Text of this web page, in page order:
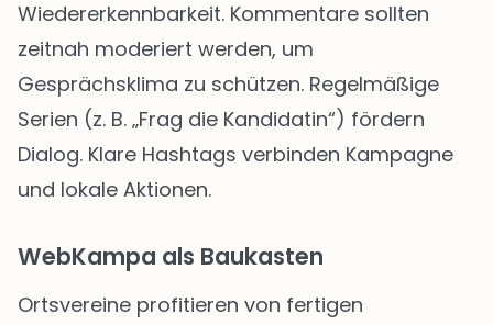
Wiedererkennbarkeit. Kommentare sollten
zeitnah moderiert werden, um
Gesprächsklima zu schützen. Regelmäßige
Serien (z. B. „Frag die Kandidatin“) fördern
Dialog. Klare Hashtags verbinden Kampagne
und lokale Aktionen.
WebKampa als Baukasten
Ortsvereine profitieren von fertigen